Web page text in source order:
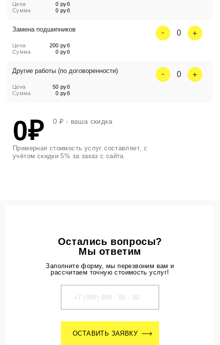
Цена
0 руб
Сумма
0 руб
Замена подшипников
Цена
200 руб
Сумма
0 руб
0
Другие работы (по договоренности)
Цена
50 руб
Сумма
0 руб
0
0₽ 0 ₽ - ваша скидка
Примерная стоимость услуг составляет, с
учётом скидки 5% за заказ с сайта
Остались вопросы?
Мы ответим
Заполните форму, мы перезвоним вам и
рассчитаем точную стоимость услуг!
ОСТАВИТЬ ЗАЯВКУ